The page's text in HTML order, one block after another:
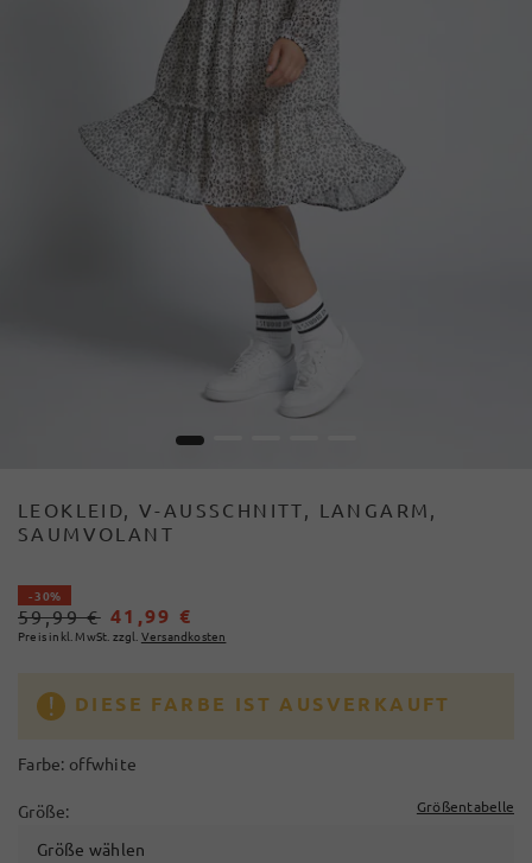
1
LEOKLEID, V-AUSSCHNITT, LANGARM,
SAUMVOLANT
- 30%
59,99 € 41,99 €
Preis inkl. MwSt. zzgl. Versandkosten
DIESE FARBE IST AUSVERKAUFT
Farbe: offwhite
Größe: Größentabelle
Größe wählen